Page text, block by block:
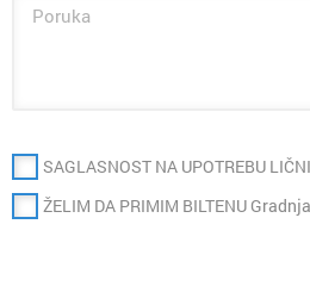
SAGLASNOST NA UPOTREBU
ŽELIM DA PRIMIM BILTENU Gradnja